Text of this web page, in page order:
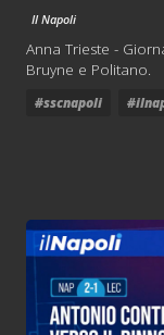
Il Napoli
Anna Trieste -
Bruyne e Politano.
#sscnapoli